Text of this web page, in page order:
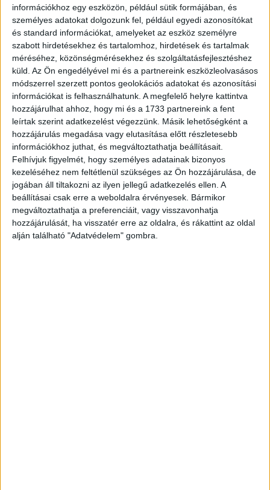
információkhoz egy eszközön, például sütik formájában, és
személyes adatokat dolgozunk fel, például egyedi azonosítókat
és standard információkat, amelyeket az eszköz személyre
szabott hirdetésekhez és tartalomhoz, hirdetések és tartalmak
méréséhez, közönségmérésekhez és szolgáltatásfejlesztéshez
küld. Az Ön engedélyével mi és a partnereink eszközleolvasásos
módszerrel szerzett pontos geolokációs adatokat és azonosítási
információkat is felhasználhatunk. A megfelelő helyre kattintva
hozzájárulhat ahhoz, hogy mi és a 1733 partnereink a fent
leírtak szerint adatkezelést végezzünk. Másik lehetőségként a
hozzájárulás megadása vagy elutasítása előtt részletesebb
információkhoz juthat, és megváltoztathatja beállításait.
Felhívjuk figyelmét, hogy személyes adatainak bizonyos
kezeléséhez nem feltétlenül szükséges az Ön hozzájárulása, de
jogában áll tiltakozni az ilyen jellegű adatkezelés ellen. A
beállításai csak erre a weboldalra érvényesek. Bármikor
megváltoztathatja a preferenciáit, vagy visszavonhatja
hozzájárulását, ha visszatér erre az oldalra, és rákattint az oldal
alján található "Adatvédelem" gombra.
Fischer Gábor elárulta azt is, hogy a Szerencsekerék
a csatorna indulása utáni első időszak egyik
emblematikus brandje volt, pont ezért egy ideje
már gondolkoztak azon, hogy mikor lenne a
legideálisabb visszahozni. Ezt végül tavaly nyáron
tették meg és bejött a lépés, a fogadtatása jobb
volt, mint várták és el is készítették a folytatást,
amire már nem kell sokat várni.
A TV2 Csoport programigazgatója beszélt arról is, hogyan
élték meg, hogy Palik László távozott az Exatlonból,
illetve elárulta azt is, hogy érkezik a Séfek séfe 4. évada.